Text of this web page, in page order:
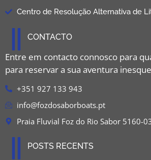
Centro de Resolução Alternativa de
CONTACTO
Entre em contacto connosco para
para reservar a sua aventura
+351 927 133 943
info@fozdosaborboats.pt
Praia Fluvial Foz do Rio Sabor 5160-
POSTS RECENTS